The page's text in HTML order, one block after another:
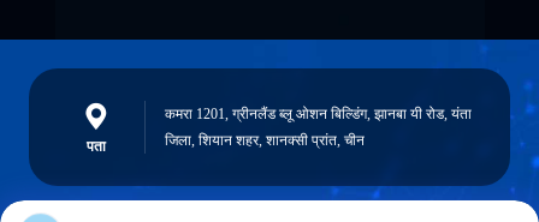
पता
कमरा 1201, ग्रीनलैंड ब्लू ओशन बिल्डिंग, झानबा यी रोड, यंता
जिला, शियान शहर, शानक्सी प्रांत, चीन